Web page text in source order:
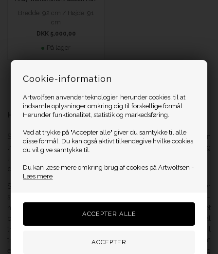
Cookie-information
Artwolfsen anvender teknologier, herunder cookies, til at
indsamle oplysninger omkring dig til forskellige formål.
Herunder funktionalitet, statistik og markedsføring.
Ved at trykke på "Accepter alle" giver du samtykke til alle
disse formål. Du kan også aktivt tilkendegive hvilke cookies
du vil give samtykke til.
Du kan læse mere omkring brug af cookies på Artwolfsen -
Læs mere
Bredde: 92 cm / Højde: 91
cm
DKK 5.000,00
På lager
Side 1/1
Hvad er serigrafi?
Serigrafi er også kendt som silketryk eller rammetryk. En
trykmetode med oprindelse i Kina, hvor to stencils skæres og
limes sammen med hår. Man har også anvendt silkestof, og i
dag bruges syntetisk stof (gaze eller en slags kunstsilke).
Skærmtrykte rammer består af træ-, aluminiums- eller
nærmest som et lærred. Klædet er dækket med en tæt
belægning, med undtagelse af de steder hvor farven skal
trykrammen. Dette gøres ved at dække silken med en lysfølsom
emulsion, som derefter bestråles gennem film. Efter belysning